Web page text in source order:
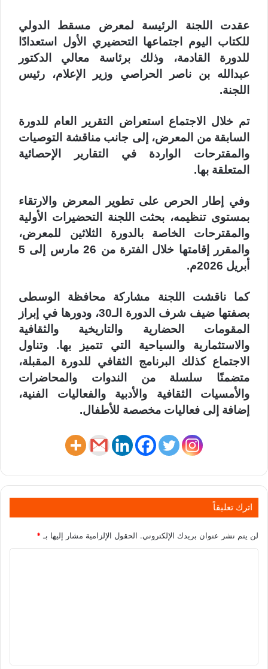
عقدت اللجنة الرئيسة لمعرض مسقط الدولي
للكتاب اليوم اجتماعها التحضيري الأول استعدادًا
للدورة القادمة، وذلك برئاسة معالي الدكتور
عبدالله بن ناصر الحراصي وزير الإعلام، رئيس
اللجنة.
تم خلال الاجتماع استعراض التقرير العام للدورة
السابقة من المعرض، إلى جانب مناقشة التوصيات
والمقترحات الواردة في التقارير الإحصائية
المتعلقة بها.
وفي إطار الحرص على تطوير المعرض والارتقاء
بمستوى تنظيمه، بحثت اللجنة التحضيرات الأولية
والمقترحات الخاصة بالدورة الثلاثين للمعرض،
والمقرر إقامتها خلال الفترة من 26 مارس إلى 5
أبريل 2026م.
كما ناقشت اللجنة مشاركة محافظة الوسطى
بصفتها ضيف شرف الدورة الـ30، ودورها في إبراز
المقومات الحضارية والتاريخية والثقافية
والاستثمارية والسياحية التي تتميز بها. وتناول
الاجتماع كذلك البرنامج الثقافي للدورة المقبلة،
متضمنًا سلسلة من الندوات والمحاضرات
والأمسيات الثقافية والأدبية والفعاليات الفنية،
إضافة إلى فعاليات مخصصة للأطفال.
اترك تعليقاً
لن يتم نشر عنوان بريدك الإلكتروني. الحقول الإلزامية مشار إليها بـ*